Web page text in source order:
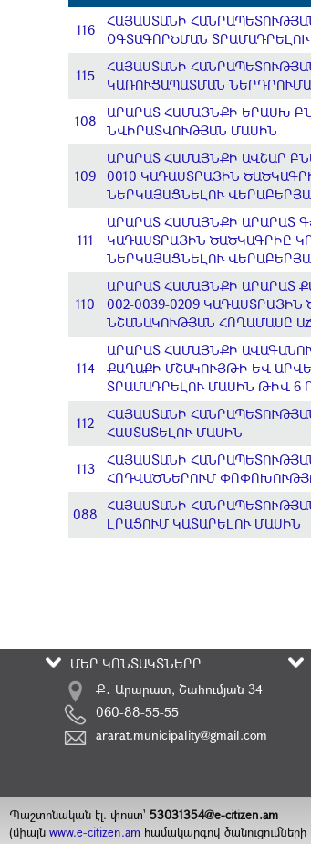
116
ՀԱՅԱՍՏԱՆԻ
ՕԳՏԱԳՈՐԾՄԱՆ
115
ՀԱՅԱՍՏԱՆԻ
ԿԱՌՈՒՑԱՊԱՏՄԱՆ
108
ԱՐԱՐԱՏ ՀԱՄԱՅՆՔԻ ԵՐԱՍԽ
ՆՎԻՐԱՏՎՈՒԹՅԱՆ ՄԱՍԻՆ
109
ԱՐԱՐԱՏ ՀԱՄԱՅՆՔԻ ԱՎՇԱՐ
0010 ԿԱԴԱՍՏՐԱՅԻՆ
ՆԵՐԿԱՅԱՑՆԵԼՈՒ
111
ԱՐԱՐԱՏ ՀԱՄԱՅՆՔԻ ԱՐԱՐԱՏ
ԿԱԴԱՍՏՐԱՅԻՆ ԾԱԾԿԱԳՐԻԸ
ՆԵՐԿԱՅԱՑՆԵԼՈՒ
110
ԱՐԱՐԱՏ ՀԱՄԱՅՆՔԻ ԱՐԱՐԱՏ
002-0039-0209
ՆՇԱՆԱԿՈՒԹՅԱՆ ՀՈՂԱՄԱՍԸ
114
ԱՐԱՐԱՏ ՀԱՄԱՅՆՔԻ
ՔԱՂԱՔԻ ՄՇԱԿՈՒՅԹԻ ԵՎ
ՏՐԱՄԱԴՐԵԼՈՒ ՄԱՍԻՆ ԹԻՎ 6
112
ՀԱՅԱՍՏԱՆԻ
ՀԱՍՏԱՏԵԼՈՒ ՄԱՍԻՆ
113
ՀԱՅԱՍՏԱՆԻ
ՀՈԴՎԱԾՆԵՐՈՒՄ
088
ՀԱՅԱՍՏԱՆԻ
ԼՐԱՑՈՒՄ ԿԱՏԱՐԵԼՈՒ ՄԱՍԻՆ
ՄԵՐ ԿՈՆՏԱԿՏՆԵՐԸ
Ք․ Արարատ, Շահումյան 34
060-88-55-55
ararat.municipality@gmail.com
Պաշտոնական էլ. փոստ` 53031354@e-citizen.am
(միայն www.e-citizen.am համակարգով